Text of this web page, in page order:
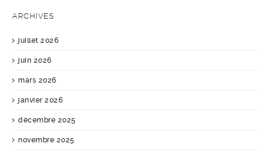
ARCHIVES
juillet 2026
juin 2026
mars 2026
janvier 2026
décembre 2025
novembre 2025